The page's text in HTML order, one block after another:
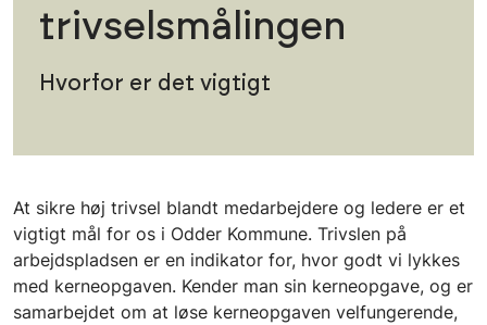
trivselsmålingen
Hvorfor er det vigtigt
At sikre høj trivsel blandt medarbejdere og ledere er et
vigtigt mål for os i Odder Kommune. Trivslen på
arbejdspladsen er en indikator for, hvor godt vi lykkes
med kerneopgaven. Kender man sin kerneopgave, og er
samarbejdet om at løse kerneopgaven velfungerende,